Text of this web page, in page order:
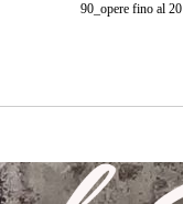
90_opere fino al